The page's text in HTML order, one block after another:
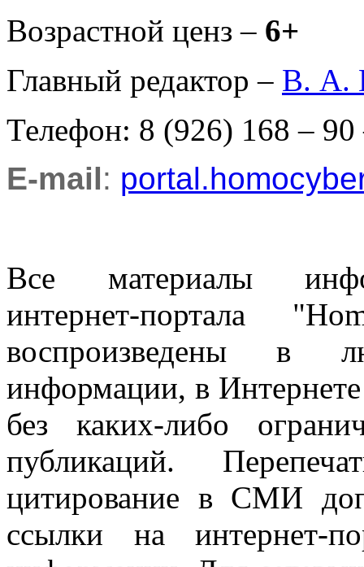
Возрастной ценз – 6+
Главный редактор – В. А.
Телефон: 8 (926) 168 – 90
E-mail:
Все материалы
интернет-портала
воспроизведены в
информации, в
без каких-либо
публикаций.
цитирование в СМИ
ссылки на интернет-